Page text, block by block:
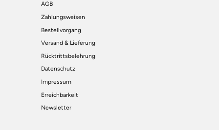
AGB
Zahlungsweisen
Bestellvorgang
Versand & Lieferung
Rücktrittsbelehrung
Datenschutz
Impressum
Erreichbarkeit
Newsletter